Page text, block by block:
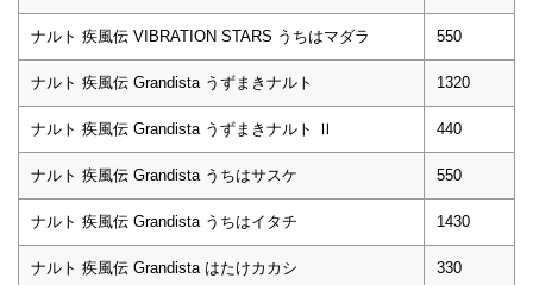
ナルト 疾風伝 VIBRATION STARS うちはマダラ 550
ナルト 疾風伝 Grandista うずまきナルト 1320
ナルト 疾風伝 Grandista うずまきナルト Ⅱ 440
ナルト 疾風伝 Grandista うちはサスケ 550
ナルト 疾風伝 Grandista うちはイタチ 1430
ナルト 疾風伝 Grandista はたけカカシ 330